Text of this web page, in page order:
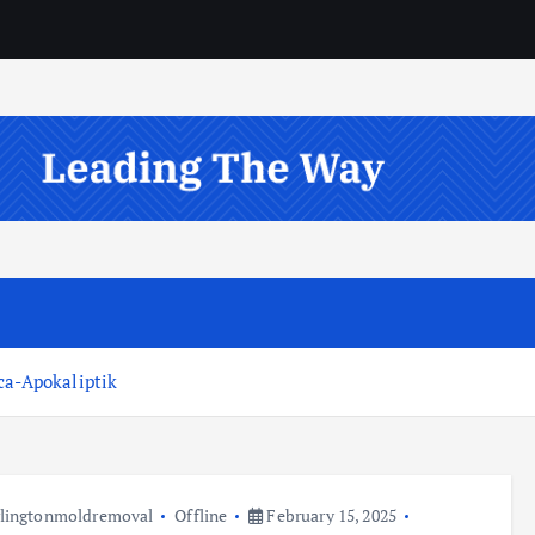
Apokaliptik
Offline
February 15, 2025